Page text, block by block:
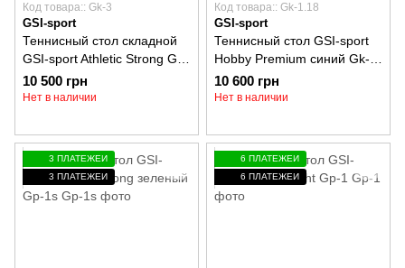
Код товара:: Gk-3
GSI-sport
Теннисный стол складной
GSI-sport Athletic Strong Gk-
3
10 500 грн
Нет в наличии
Код товара:: Gk-1.18
GSI-sport
Теннисный стол GSI-sport
Hobby Premium cиний Gk-
1.18
10 600 грн
Нет в наличии
3 ПЛАТЕЖЕЙ
3 ПЛАТЕЖЕЙ
6 ПЛАТЕЖЕЙ
6 ПЛАТЕЖЕЙ